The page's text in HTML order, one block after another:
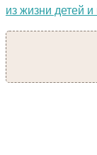
из жизни детей